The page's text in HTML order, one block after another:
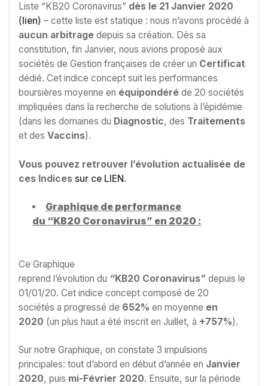
Liste “KB20 Coronavirus” dès le 21 Janvier 2020
( lien) – cette liste est statique : nous n’avons procédé à
aucun arbitrage depuis sa création. Dès sa
constitution, fin Janvier, nous avions proposé aux
sociétés de Gestion françaises de créer un Certificat
dédié. Cet indice concept suit les performances
boursières moyenne en équipondéré de 20 sociétés
impliquées dans la recherche de solutions à l’épidémie
(dans les domaines du Diagnostic, des Traitements
et des Vaccins).
Vous pouvez retrouver l’évolution actualisée de
ces Indices sur ce LIEN.
Graphique de performance
du “KB20 Coronavirus” en 2020 :
Ce Graphique
reprend l’évolution du “KB20 Coronavirus” depuis le
01/01/20. Cet indice concept composé de 20
sociétés a progressé de 652% en moyenne en
2020 (un plus haut a été inscrit en Juillet, à +757%).
Sur notre Graphique, on constate 3 impulsions
principales: tout d’abord en début d’année en Janvier
2020, puis mi-Février 2020. Ensuite, sur la période